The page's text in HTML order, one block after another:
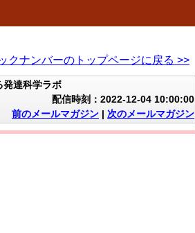
クナンバーのトップページに戻る >>
発達科学ラボ
配信時刻：2022-12-04 10:00:00
前のメールマガジン | 次のメールマガジン